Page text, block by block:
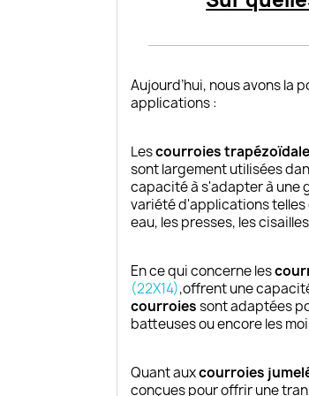
Aujourd’hui, nous avons la
applications :
Lescourroies
sont largement utilisées
capacité à s'adapter à une
variété d'applications telles
eau, les presses, les
En ce qui concerne les
(22X14),offrent une
courroiessont adaptées
batteuses ou encore les
Quant auxcourroies
conçues pour offrir une